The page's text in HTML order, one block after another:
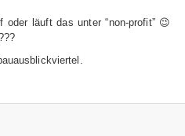
läuft das unter “non-profit” 😉